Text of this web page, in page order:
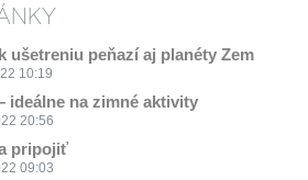
ušetreniu peňazí aj planéty Zem
10:19
ideálne na zimné aktivity
20:56
pripojiť
09:03